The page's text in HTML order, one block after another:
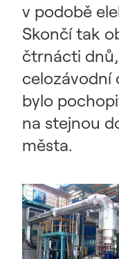
v podobě
Skončí tak
čtrnácti
celozávodní
bylo
na stejnou
města.